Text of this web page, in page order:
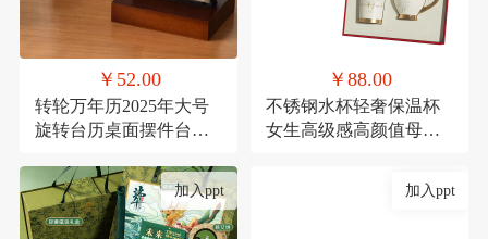
￥52.00
转轮万年历2025年大号
旋转台历桌面摆件台历
￥88.00
不锈钢水杯轻奢保温杯
女生高级感高颜值母亲
加入ppt 加入ppt